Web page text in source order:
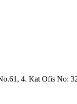
4. Kat Ofis No: